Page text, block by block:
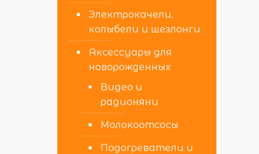
Электрокачели,
колыбели и шезлонги
Аксессуары для
новорожденных
Видео и
радионяни
Молокоотсосы
Подогреватели и